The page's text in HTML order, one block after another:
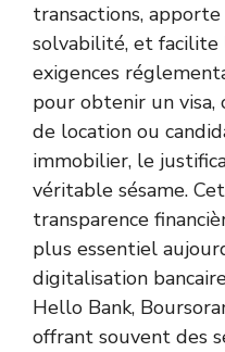
transactions,
solvabilité, et facilite
exigences
pour obtenir un visa,
de location ou
immobilier, le
véritable sésame.
transparence
plus essentiel
digitalisation
Hello Bank,
offrant souvent des